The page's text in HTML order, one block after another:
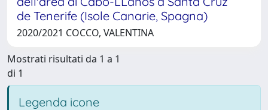
de Tenerife (Isole Canarie, Spagna)
2020/2021 COCCO, VALENTINA
Mostrati risultati da 1 a 1
di 1
Legenda icone